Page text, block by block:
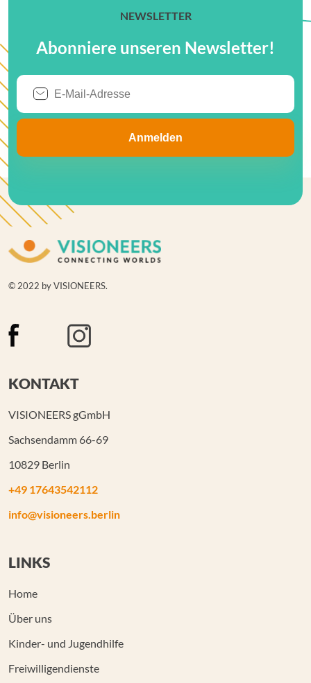
NEWSLETTER
Abonniere unseren Newsletter!
© 2022 by VISIONEERS.
KONTAKT
VISIONEERS gGmbH
Sachsendamm 66-69
10829 Berlin
+49 17643542112
info@visioneers.berlin
LINKS
Home
Über uns
Kinder- und Jugendhilfe
Freiwilligendienste